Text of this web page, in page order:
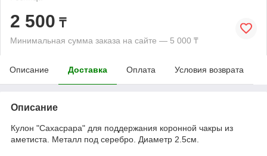
2 500 ₸
Минимальная сумма заказа на сайте — 5 000 ₸
Описание Доставка Оплата Условия возврата
Описание
Кулон "Сахасрара" для поддержания коронной чакры из
аметиста. Металл под серебро. Диаметр 2.5см.